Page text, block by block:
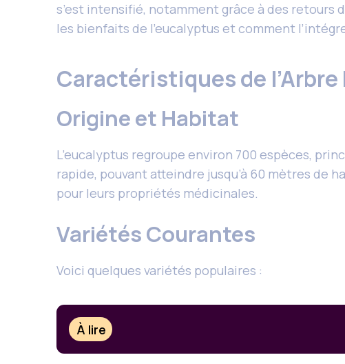
s’est intensifié, notamment grâce à des
les bienfaits de l’eucalyptus et comment
Caractéristiques de
Origine et Habitat
L’eucalyptus regroupe environ 700 espèces,
rapide, pouvant atteindre jusqu’à 60 mètres de
pour leurs propriétés médicinales.
Variétés Courantes
Voici quelques variétés populaires :
À lire